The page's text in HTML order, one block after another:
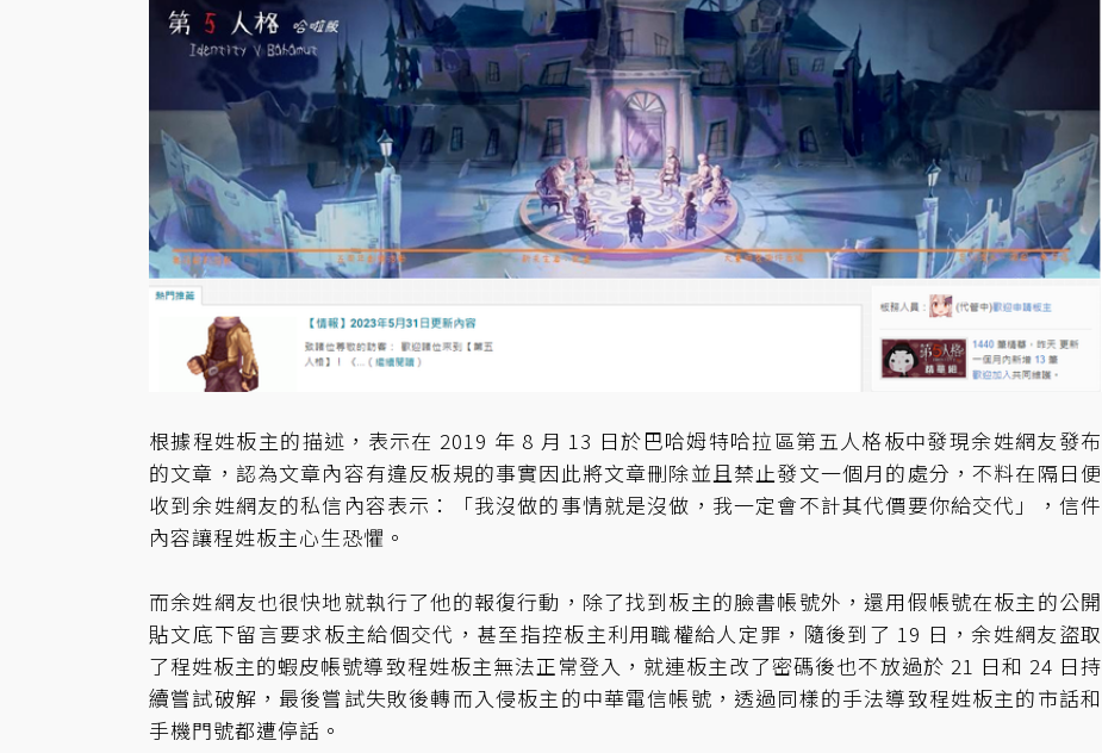
根據程姓板主的描述，表示在 2019 年 8 月 13 日於巴哈姆特哈拉區第五人格板中發現余姓網友發布
的文章，認為文章內容有違反板規的事實因此將文章刪除並且禁止發文一個月的處分，不料在隔日便
收到余姓網友的私信內容表示：「我沒做的事情就是沒做，我一定會不計其代價要你給交代」，信件
內容讓程姓板主心生恐懼。
而余姓網友也很快地就執行了他的報復行動，除了找到板主的臉書帳號外，還用假帳號在板主的公開
貼文底下留言要求板主給個交代，甚至指控板主利用職權給人定罪，隨後到了 19 日，余姓網友盜取
了程姓板主的蝦皮帳號導致程姓板主無法正常登入，就連板主改了密碼後也不放過於 21 日和 24 日持
續嘗試破解，最後嘗試失敗後轉而入侵板主的中華電信帳號，透過同樣的手法導致程姓板主的市話和
手機門號都遭停話。